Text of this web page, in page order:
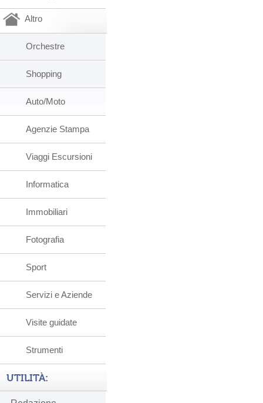
Altro
Orchestre
Shopping
Auto/Moto
Agenzie Stampa
Viaggi Escursioni
Informatica
Immobiliari
Fotografia
Sport
Servizi e Aziende
Visite guidate
Strumenti
UTILITÀ: